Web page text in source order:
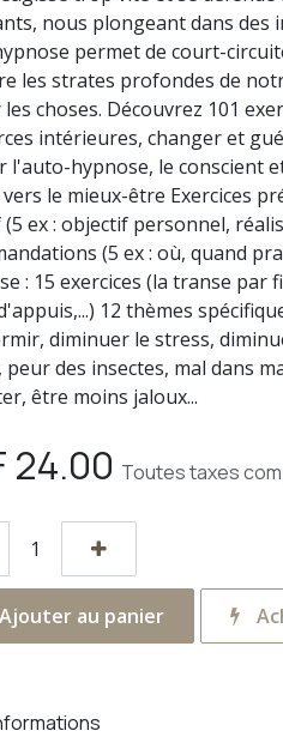
nous plongeant dans des
permet de court-
les strates profondes de
choses. Découvrez 101
intérieures, changer et
l'auto-hypnose, le conscient
le mieux-être Exercices
ex : objectif personnel,
(5 ex : où, quand
: 15 exercices (la transe par
12 thèmes
diminuer le stress,
peur des insectes, mal dans
être moins jaloux...
24.00 Toutes taxes
Ajouter au panier